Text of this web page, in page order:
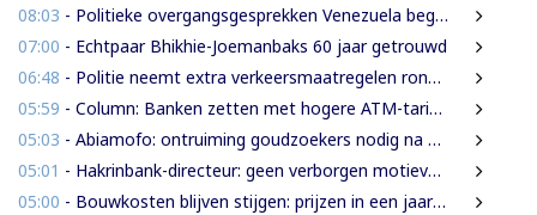
08:03 - Politieke overgangsgesprekken Venezuela beginnen zonder Machado
07:00 - Echtpaar Bhikhie-Joemanbaks 60 jaar getrouwd
06:48 - Politie neemt extra verkeersmaatregelen rond afgesloten Domineestraat
05:59 - Column: Banken zetten met hogere ATM-tarieven digitale economie op achterstand
05:03 - Abiamofo: ontruiming goudzoekers nodig na dodelijke risico’s in Moeroekreek en 21 Bergi
05:01 - Hakrinbank-directeur: geen verborgen motieven bij verkoop DSB-belang
05:00 - Bouwkosten blijven stijgen: prijzen in een jaar tijd gemiddeld 7,3% hoger